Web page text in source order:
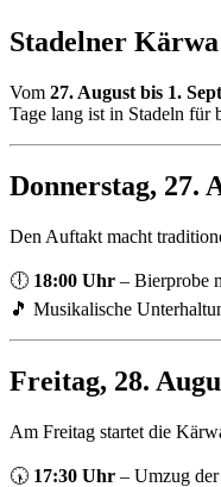
Stadelner Kärwa
Vom 27. August bis 1.
Tage lang ist in Stadeln für
Donnerstag, 27.
Den Auftakt macht
🕕 18:00 Uhr – Bierprobe
🎵 Musikalische
Freitag, 28.
Am Freitag startet die
🕠 17:30 Uhr – Umzug